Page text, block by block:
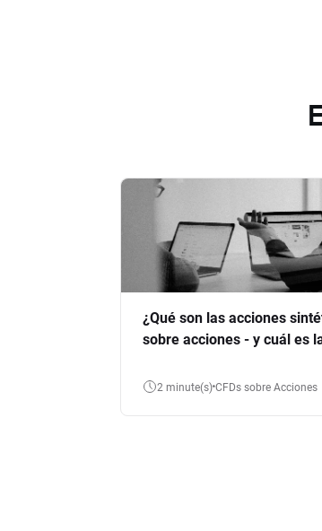
¿Qué son las acciones
sobre acciones - y cuál es
2 minute(s) CFDs sobre Acciones